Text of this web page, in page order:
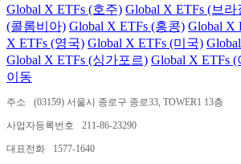
Global X ETFs (호주) Global X ETFs (브라
(콜롬비아) Global X ETFs (홍콩) Global X
X ETFs (영국) Global X ETFs (미국)
Global X ETFs (싱가포르) Global X ETFs
이동
주소 (03159) 서울시 종로구 종로33, TOWER1 13층
사업자등록번호 211-86-23290
대표전화 1577-1640